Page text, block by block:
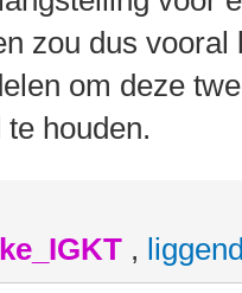
zou dus
om deze
houden.
,